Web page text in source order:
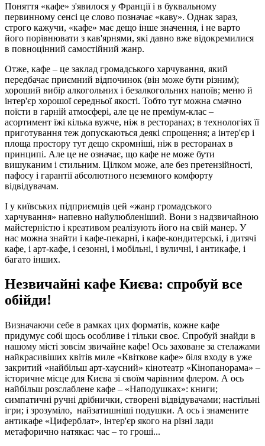
Поняття «кафе» з'явилося у Франції і в буквальному
первинному сенсі це слово позначає «каву». Однак зараз,
строго кажучи, «кафе» має дещо інше значення, і не варто
його порівнювати з кав'ярнями, які давно вже відокремилися
в повноцінний самостійний жанр.
Отже, кафе – це заклад громадського харчування, який
передбачає приємний відпочинок (він може бути різним);
хороший вибір алкогольних і безалкогольних напоїв; меню й
інтер'єр хорошої середньої якості. Тобто тут можна смачно
поїсти в гарній атмосфері, але це не преміум-клас –
асортимент їжі кілька вужче, ніж в ресторанах; в технологіях її
приготування теж допускаються деякі спрощення; а інтер'єр і
площа простору тут дещо скромніші, ніж в ресторанах в
принципі. Але це не означає, що кафе не може бути
вишуканим і стильним. Цілком може, але без претензійності,
пафосу і гарантії абсолютного неземного комфорту
відвідувачам.
І у київських підприємців цей «жанр громадського
харчування» напевно найулюбленіший. Вони з надзвичайною
майстерністю і креативом реалізують його на свій манер. У
нас можна знайти і кафе-пекарні, і кафе-кондитерські, і дитячі
кафе, і арт-кафе, і сезонні, і мобільні, і вуличні, і антикафе, і
багато інших.
Незвичайні кафе Києва: спробуй все
обійди!
Визначаючи себе в рамках цих форматів, кожне кафе
придумує собі щось особливе і тільки своє. Спробуй знайди в
нашому місті зовсім звичайне кафе! Ось заховане за стелажами
найкрасивіших квітів миле «Квіткове кафе» біля входу в уже
закритий «найбільш арт-хаусний» кінотеатр «Кінопанорама» –
історичне місце для Києва зі своїм чарівним флером. А ось
найбільш розслаблене кафе – «Наподушках»: книги;
симпатичні ручні дрібнички, створені відвідувачами; настільні
ігри; і зрозуміло, найзатишніші подушки. А ось і знамените
антикафе «Циферблат», інтер'єр якого на різні лади
метафорично натякає: час – то гроші...